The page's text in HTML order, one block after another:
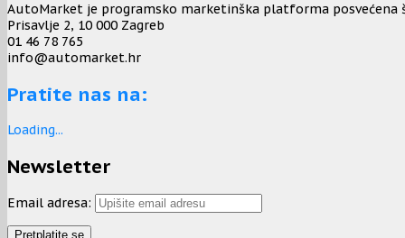
AutoMarket je programsko marketinška platforma
Prisavlje 2, 10 000 Zagreb
01 46 78 765
info@automarket.hr
Pratite nas na:
Loading...
Newsletter
Email adresa: